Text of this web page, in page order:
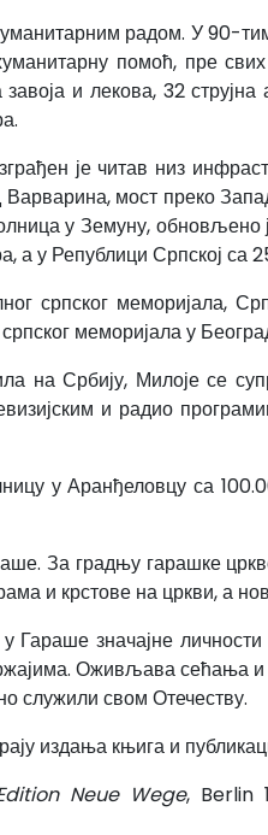
радом. У 90-
помоћ, пре
и лекова, 32
је читав низ
мост преко
у Земуну,
у Републици Српској са
српског меморијала,
меморијала у
на Србију, Милоје се
и радио
у Аранђеловцу са
За градњу гарашке
и крстове на цркви, а
значајне
Оживљава сећања
служили свом Отечеству.
издања књига и
Neue Wege, Berlin